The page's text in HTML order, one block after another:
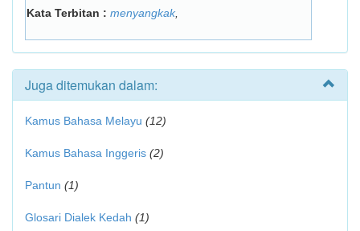
Kata Terbitan : menyangkak,
Juga ditemukan dalam:
Kamus Bahasa Melayu (12)
Kamus Bahasa Inggeris (2)
Pantun (1)
Glosari Dialek Kedah (1)